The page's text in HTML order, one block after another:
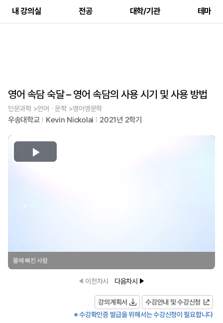
내 강의실 전공 대학/기관 테마
영어 속담 숙달 – 영어 속담의 사용 시기 및 사용 방법
인문과학 >언어ㆍ문학 >영어영문학
우송대학교 Kevin Nickolai 2021년 2학기
Play
물에 빠진 사람
이전차시 다음차시
강의계획서
수강안내 및 수강신청
※ 수강확인증 발급을 위해서는 수강신청이 필요합니다